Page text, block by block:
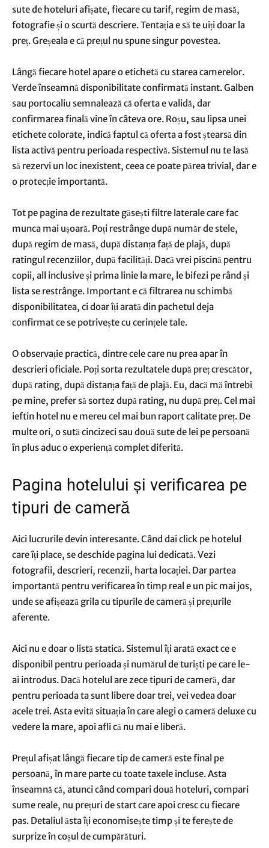
sute de hoteluri afișate, fiecare cu tarif, regim de masă,
fotografie și o scurtă descriere. Tentația e să te uiți doar la
preț. Greșeala e că prețul nu spune singur povestea.
Lângă fiecare hotel apare o etichetă cu starea camerelor.
Verde înseamnă disponibilitate confirmată instant. Galben
sau portocaliu semnalează că oferta e validă, dar
confirmarea finală vine în câteva ore. Roșu, sau lipsa unei
etichete colorate, indică faptul că oferta a fost ștearsă din
lista activă pentru perioada respectivă. Sistemul nu te lasă
să rezervi un loc inexistent, ceea ce poate părea trivial, dar e
o protecție importantă.
Tot pe pagina de rezultate găsești filtre laterale care fac
munca mai ușoară. Poți restrânge după număr de stele,
după regim de masă, după distanța față de plajă, după
ratingul recenziilor, după facilități. Dacă vrei piscină pentru
copii, all inclusive și prima linie la mare, le bifezi pe rând și
lista se restrânge. Important e că filtrarea nu schimbă
disponibilitatea, ci doar îți arată din pachetul deja
confirmat ce se potrivește cu cerințele tale.
O observație practică, dintre cele care nu prea apar în
descrieri oficiale. Poți sorta rezultatele după preț crescător,
după rating, după distanța față de plajă. Eu, dacă mă întrebi
pe mine, prefer să sortez după rating, nu după preț. Cel mai
ieftin hotel nu e mereu cel mai bun raport calitate preț. De
multe ori, o sută cincizeci sau două sute de lei pe persoană
în plus aduc o experiență complet diferită.
Pagina hotelului și verificarea pe
tipuri de cameră
Aici lucrurile devin interesante. Când dai click pe hotelul
care îți place, se deschide pagina lui dedicată. Vezi
fotografii, descrieri, recenzii, harta locației. Dar partea
importantă pentru verificarea în timp real e un pic mai jos,
unde se afișează grila cu tipurile de cameră și prețurile
aferente.
Aici nu e doar o listă statică. Sistemul îți arată exact ce e
disponibil pentru perioada și numărul de turiști pe care le-
ai introdus. Dacă hotelul are zece tipuri de cameră, dar
pentru perioada ta sunt libere doar trei, vei vedea doar
acele trei. Asta evită situația în care alegi o cameră deluxe cu
vedere la mare, apoi afli că nu mai e liberă.
Prețul afișat lângă fiecare tip de cameră este final pe
persoană, în mare parte cu toate taxele incluse. Asta
înseamnă că, atunci când compari două hoteluri, compari
sume reale, nu prețuri de start care apoi cresc cu fiecare
pas. Detaliul ăsta îți economisește timp și te ferește de
surprize în coșul de cumpărături.